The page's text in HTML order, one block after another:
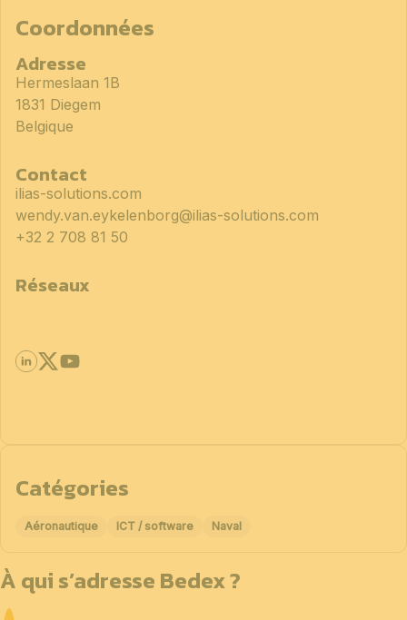
Coordonnées
Adresse
Hermeslaan 1B
1831 Diegem
Belgique
Contact
ilias-solutions.com
wendy.van.eykelenborg@ilias-solutions.com
+32 2 708 81 50
Réseaux
Catégories
Aéronautique ICT / software Naval
À qui s’adresse Bedex ?